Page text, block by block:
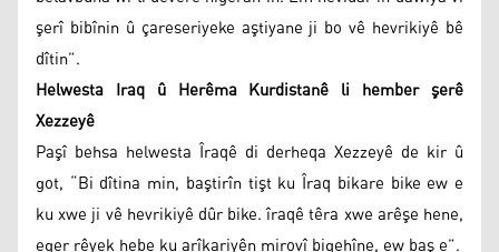
şerî bibînin û çareseriyeke aştiyane ji bo vê hevrikiyê bê
dîtin”.
Helwesta Iraq û Herêma Kurdistanê li hember şerê
Xezzeyê
Paşî behsa helwesta Îraqê di derheqa Xezzeyê de kir û
got, “Bi dîtina min, baştirîn tişt ku Îraq bikare bike ew e
ku xwe ji vê hevrikiyê dûr bike. îraqê têra xwe arêşe hene,